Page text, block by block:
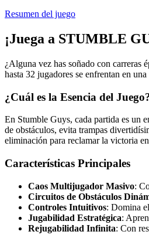
Resumen del juego
¡Juega a STUMBLE
¿Alguna vez has soñado con carreras
hasta 32 jugadores se enfrentan en
¿Cuál es la Esencia del
En Stumble Guys, cada partida es un
de obstáculos, evita trampas
eliminación para reclamar la victoria
Características Principales
Caos Multijugador Masivo:
Circuitos de Obstáculos
Controles Intuitivos: Domina
Jugabilidad Estratégica:
Rejugabilidad Infinita: Con